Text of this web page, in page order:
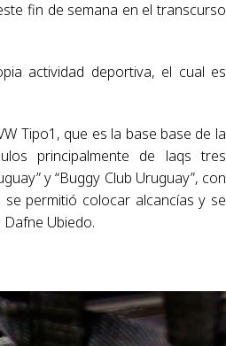
fin de semana en el transcurso
actividad deportiva, el cual es
Tipo1, que es la base base de la
principalmente de laqs tres
y “Buggy Club Uruguay”, con
permitió colocar alcancías y se
Ubiedo.